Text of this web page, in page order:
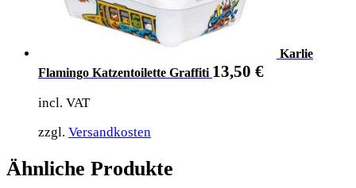
Karlie
Flamingo Katzentoilette Graffiti 13,50 €
incl. VAT
zzgl. Versandkosten
Ähnliche Produkte